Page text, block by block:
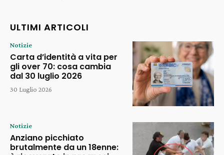
ULTIMI ARTICOLI
Notizie
Carta d’identità a vita per
gli over 70: cosa cambia
dal 30 luglio 2026
30 Luglio 2026
Notizie
Anziano picchiato
brutalmente da un 18enne: